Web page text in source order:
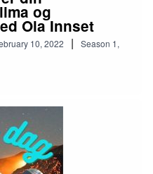
og
Ola Innset
10, 2022 | Season 1,